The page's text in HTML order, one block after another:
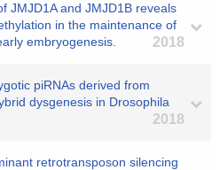
JMJD1A and JMJD1B reveals
in the maintenance of
embryogenesis.
2018
piRNAs derived from
dysgenesis in Drosophila
2018
retrotransposon silencing